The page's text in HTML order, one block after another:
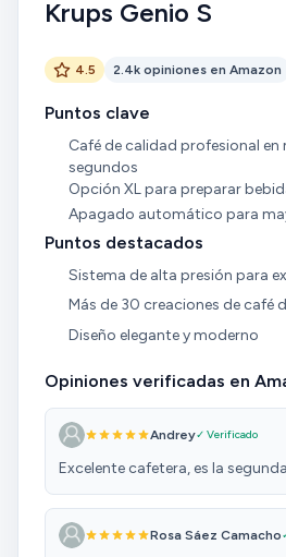
Krups Genio S
4.5 2.4k opiniones en Amazon
Puntos clave
Café de calidad profesional en
segundos
Opción XL para preparar
Apagado automático para
Puntos destacados
Sistema de alta presión para
Más de 30 creaciones de café
Diseño elegante y moderno
Opiniones verificadas en
Andrey✓ Verificado
Excelente cafetera, es la
Rosa Sáez Camacho